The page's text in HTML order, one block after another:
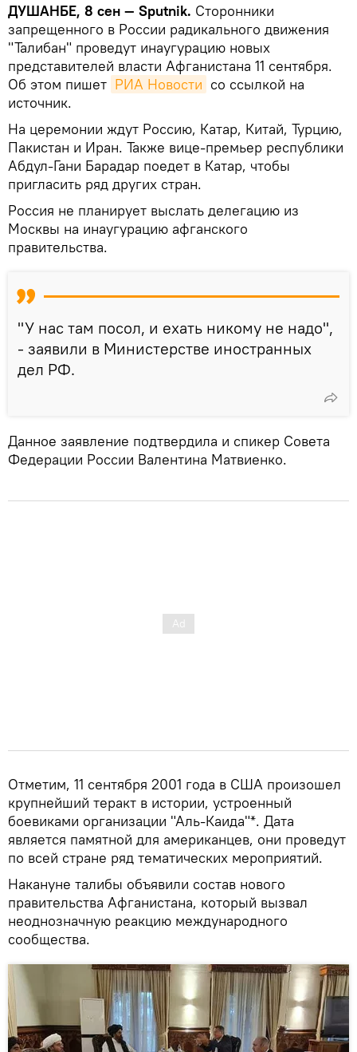
ДУШАНБЕ, 8 сен — Sputnik. Сторонники
запрещенного в России радикального движения
"Талибан" проведут инаугурацию новых
представителей власти Афганистана 11 сентября.
Об этом пишет РИА Новости со ссылкой на
источник.
На церемонии ждут Россию, Катар, Китай, Турцию,
Пакистан и Иран. Также вице-премьер республики
Абдул-Гани Барадар поедет в Катар, чтобы
пригласить ряд других стран.
Россия не планирует выслать делегацию из
Москвы на инаугурацию афганского
правительства.
"У нас там посол, и ехать никому не надо",
- заявили в Министерстве иностранных
дел РФ.
Данное заявление подтвердила и спикер Совета
Федерации России Валентина Матвиенко.
Отметим, 11 сентября 2001 года в США произошел
крупнейший теракт в истории, устроенный
боевиками организации "Аль-Каида"*. Дата
является памятной для американцев, они проведут
по всей стране ряд тематических мероприятий.
Накануне талибы объявили состав нового
правительства Афганистана, который вызвал
неоднозначную реакцию международного
сообщества.